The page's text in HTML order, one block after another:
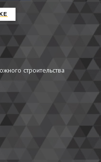
строительства